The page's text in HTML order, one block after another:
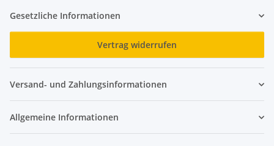
Gesetzliche Informationen
Vertrag widerrufen
Versand- und Zahlungsinformationen
Allgemeine Informationen